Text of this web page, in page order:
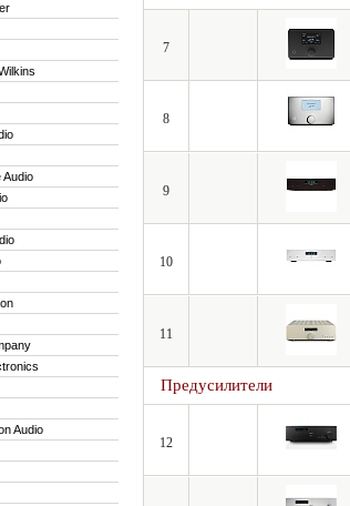
Audio
Audio
7
8
9
10
11
Предусилители
12